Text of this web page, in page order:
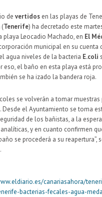
de vertidos en las playas de
(Tenerife) ha decretado este
Leocadio Machado, en El
municipal en su cuenta
agua niveles de la bacteria E.coli
eso, el baño en esta playa está
se ha izado la bandera roja.
se volverán a tomar muestras
Desde el Ayuntamiento se toma
de los bañistas, a la
y en cuanto confirmen
se procederá a su reapertura”,
canariasahora/
bacterias-fecales-agua-